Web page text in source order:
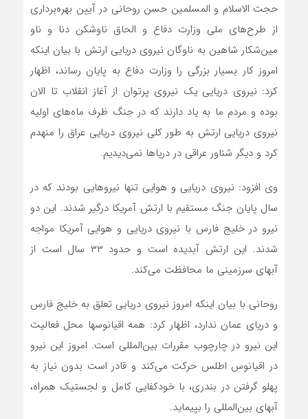
حجت الاسلام و المسلمین حسن روحانی در آیین بهره‌برداری
از طرح‌های ملی وزارت دفاع و الحاق ناوشکن دنا و ناو
مین‌شکار شاهین به ناوگان نیروی دریایی ارتش با بیان اینکه
امروز کار بسیار بزرگی را وزارت دفاع به پایان رساند، اظهار
کرد: نیروی دریایی یک نیروی پرتوان از آغاز انقلاب تا الان
بوده و مردم ما به یاد دارند که در جنگ ظرف ماه‌های اولیه
نیروی دریایی ارتش به طور کلی نیروی دریایی عراق را منهدم
کرد و دیگر شناور عراقی در دریاها نمی‌دیدیم.
وی افزود: نیروی دریایی و هوایی تنها نیروهایی بودند که در
سال پایان جنگ مستقیم با ارتش آمریکا درگیر شدند. این دو
نیرو در خلیج فارس با نیروی دریایی و هوایی آمریکا مواجه
شدند. این ارتش آبدیده است و حدود ۳۳ سال است از
آبهای سرزمینی ما محافظت می‌کند.
روحانی با بیان اینکه امروز نیروی دریایی تعلق به خلیج فارس
و دریای عمان ندارد، اظهار کرد: همه اقیانوسها محل فعالیت
این نیرو در چارچوب مقررات بین‌المللی است. امروز این نیرو
در اقیانوس اطلس حرکت می‌کند و قادر است بدون نیاز به
پهلو گرفتن در بندری، با خودکفایی کامل و لجستیک همراه،
آبهای بین‌المللی را بپیماید.